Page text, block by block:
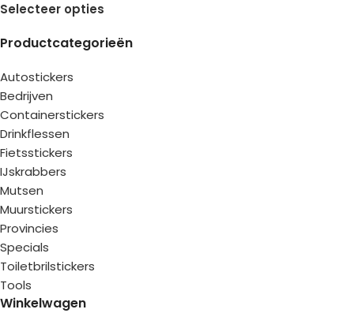
Productcategorieën
Autostickers
Bedrijven
Containerstickers
Drinkflessen
Fietsstickers
IJskrabbers
Mutsen
Muurstickers
Provincies
Specials
Toiletbrilstickers
Tools
Winkelwagen
Selecteer opties